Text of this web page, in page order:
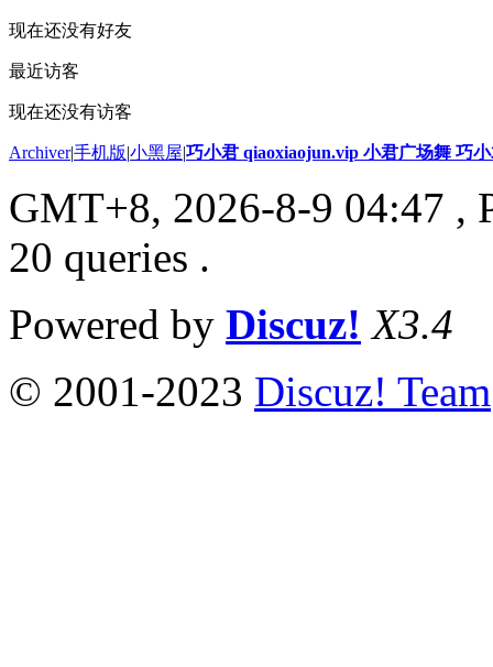
现在还没有好友
最近访客
现在还没有访客
Archiver|手机版|小黑屋|巧小君 qiaoxiaojun.vip 小君广场舞 巧
GMT+8, 2026-8-9 04:47 ,
20 queries .
Powered by Discuz! X3.4
© 2001-2023 Discuz! Team